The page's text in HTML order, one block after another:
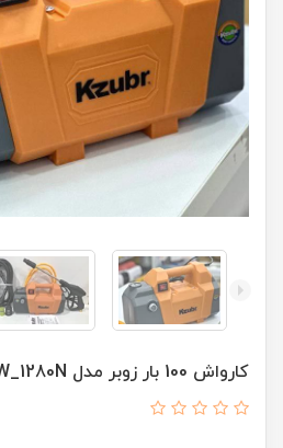
کارواش 100 بار زوبر مدل KHPW_1280N اصلی